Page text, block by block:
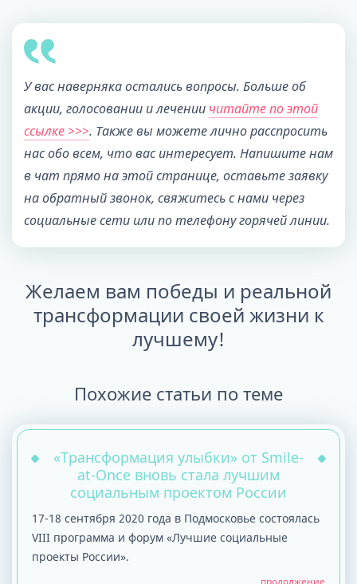
У вас наверняка остались вопросы. Больше об
акции, голосовании и лечении читайте по этой
ссылке >>>. Также вы можете лично расспросить
нас обо всем, что вас интересует. Напишите нам
в чат прямо на этой странице, оставьте заявку
на обратный звонок, свяжитесь с нами через
социальные сети или по телефону горячей линии.
Желаем вам победы и реальной
трансформации своей жизни к
лучшему!
Похожие статьи по теме
«Трансформация улыбки» от Smile-
at-Once вновь стала лучшим
социальным проектом России
17-18 сентября 2020 года в Подмосковье состоялась
VIII программа и форум «Лучшие социальные
проекты России».
продолжение